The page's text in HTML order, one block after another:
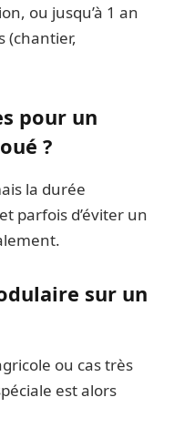
ou jusqu’à 1 an
(chantier,
pour un
?
la durée
parfois d’éviter un
sur un
ou cas très
est alors